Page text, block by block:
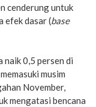
cenderung untuk
efek dasar (base
naik 0,5 persen di
musim
November,
mengatasi bencana